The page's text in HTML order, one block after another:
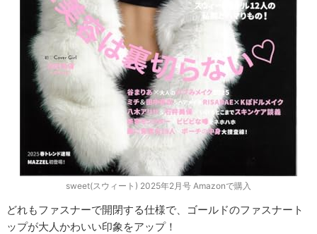
sweet(スウィート) 2025年2月号 Amazonで購入
どれもファスナーで開閉する仕様で、ゴールドのファスナート
ップが大人かわいい印象をアップ！